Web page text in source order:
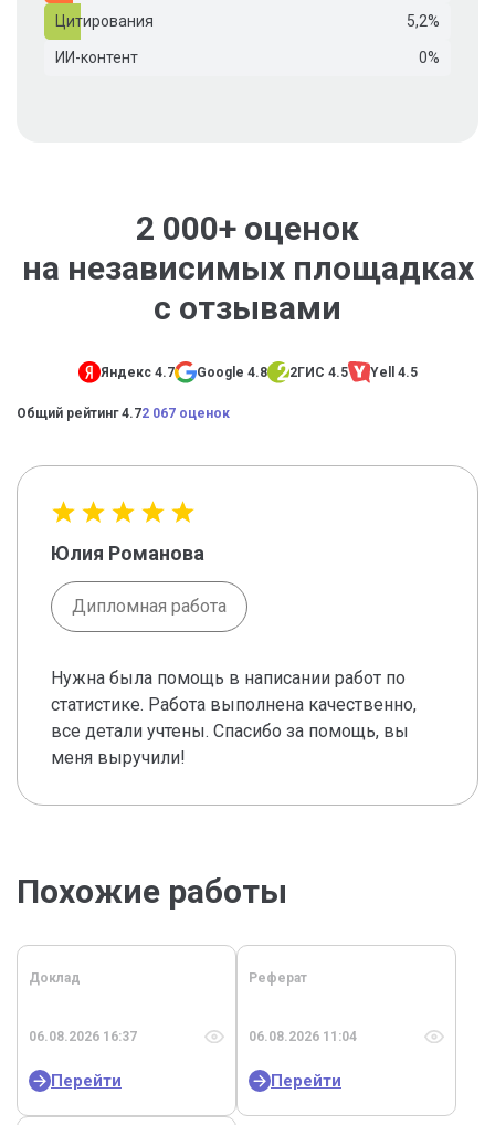
Цитирования 5,2%
ИИ-контент 0%
2 000+ оценок
на независимых площадках
с отзывами
Яндекс 4.7 Google 4.8 2ГИС 4.5 Yell 4.5
Общий рейтинг 4.72 067 оценок
Юлия Романова
Дипломная работа
Нужна была помощь в написании работ по
статистике. Работа выполнена качественно,
все детали учтены. Спасибо за помощь, вы
меня выручили!
Похожие работы
Доклад
06.08.2026 16:37
Перейти
Реферат
06.08.2026 11:04
Перейти